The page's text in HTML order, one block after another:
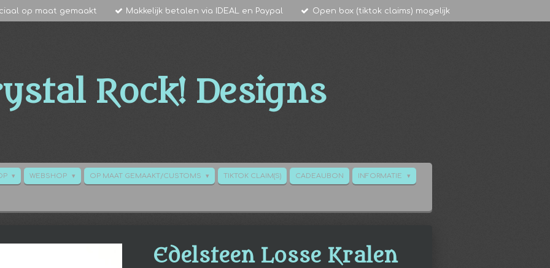
op maat gemaakt Makkelijk betalen via IDEAL en Paypal Open box (tiktok claims) mogelijk
Rock! Designs
WEBSHOP OP MAAT GEMAAKT/CUSTOMS TIKTOK CLAIM(S) CADEAUBON INFORMATIE
Edelsteen Losse Kralen